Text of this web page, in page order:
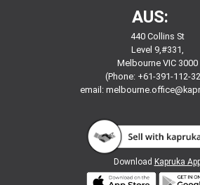
AUS:
440 Collins St
Level 9,#331,
Melbourne VIC 3000
(Phone: +61-391-112-
email:
Download Kapruka